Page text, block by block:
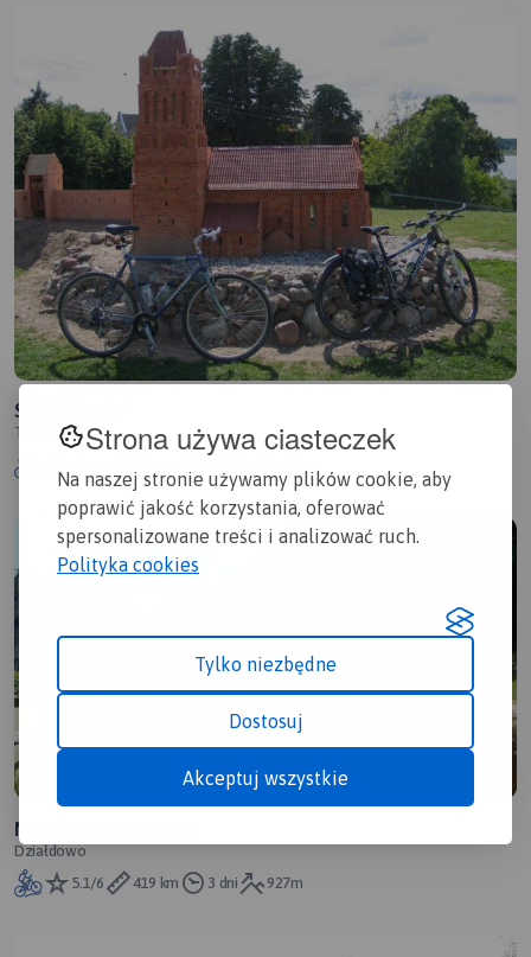
Strona używa ciasteczek
Na naszej stronie używamy plików cookie, aby
poprawić jakość korzystania, oferować
spersonalizowane treści i analizować ruch.
Polityka cookies
Tylko niezbędne
Dostosuj
Akceptuj wszystkie
STARE BUTY
Tczew
Mazury-Bałtyk 2021
Działdowo
5.1/6
419 km 3 dni 927m